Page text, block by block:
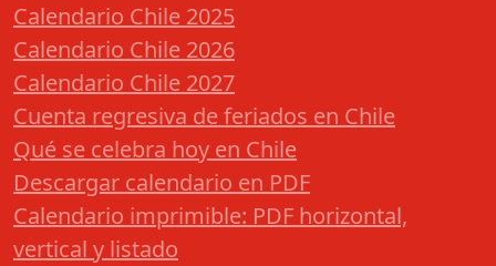
Calendario Chile 2025
Calendario Chile 2026
Calendario Chile 2027
Cuenta regresiva de feriados en Chile
Qué se celebra hoy en Chile
Descargar calendario en PDF
Calendario imprimible: PDF horizontal,
vertical y listado